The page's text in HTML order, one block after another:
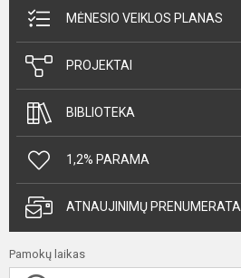
MĖNESIO VEIKLOS PLANAS
PROJEKTAI
BIBLIOTEKA
1,2% PARAMA
ATNAUJINIMŲ PRENUMERATA
Pamokų laikas